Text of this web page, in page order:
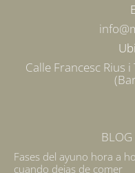
Calle Francesc Rius
Fases del ayuno hora a
cuando dejas de comer